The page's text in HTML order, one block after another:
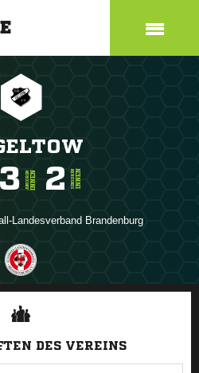
3 JUNIORENINNEN 2 SENIORENINNEN
Landesverband Brandenburg
ANZEIGE
DES VEREINS